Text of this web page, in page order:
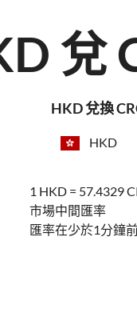
兌
HKD 兌換
HKD
1 HKD = 57.4329
市場中間匯率
匯率在少於1分鐘